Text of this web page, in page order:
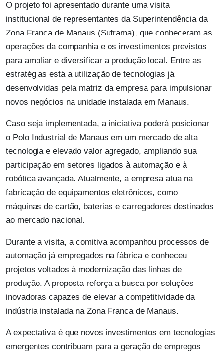
O projeto foi apresentado durante uma visita
institucional de representantes da Superintendência da
Zona Franca de Manaus (Suframa), que conheceram as
operações da companhia e os investimentos previstos
para ampliar e diversificar a produção local. Entre as
estratégias está a utilização de tecnologias já
desenvolvidas pela matriz da empresa para impulsionar
novos negócios na unidade instalada em Manaus.
Caso seja implementada, a iniciativa poderá posicionar
o Polo Industrial de Manaus em um mercado de alta
tecnologia e elevado valor agregado, ampliando sua
participação em setores ligados à automação e à
robótica avançada. Atualmente, a empresa atua na
fabricação de equipamentos eletrônicos, como
máquinas de cartão, baterias e carregadores destinados
ao mercado nacional.
Durante a visita, a comitiva acompanhou processos de
automação já empregados na fábrica e conheceu
projetos voltados à modernização das linhas de
produção. A proposta reforça a busca por soluções
inovadoras capazes de elevar a competitividade da
indústria instalada na Zona Franca de Manaus.
A expectativa é que novos investimentos em tecnologias
emergentes contribuam para a geração de empregos